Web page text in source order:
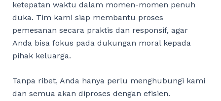
ketepatan waktu dalam momen-momen penuh
duka. Tim kami siap membantu proses
pemesanan secara praktis dan responsif, agar
Anda bisa fokus pada dukungan moral kepada
pihak keluarga.
Tanpa ribet, Anda hanya perlu menghubungi kami
dan semua akan diproses dengan efisien.